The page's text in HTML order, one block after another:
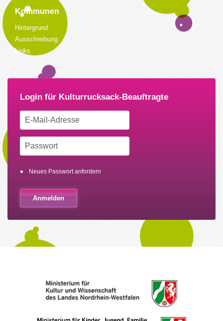
Kommunen
Hintergrund
Ausschreibung
Links
Neues Passwort anfordern